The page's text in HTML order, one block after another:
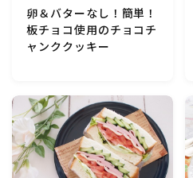
乾物・海藻・麩料理
お弁当
漬物・ピクルス・保存食・発酵
圧力鍋使用の料理
卵＆バターなし！簡単！
板チョコ使用のチョコチ
ャンククッキー